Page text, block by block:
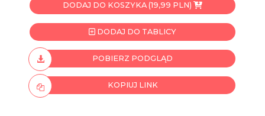
DODAJ DO KOSZYKA (19,99 PLN)
DODAJ DO TABLICY
POBIERZ PODGLĄD
KOPIUJ LINK